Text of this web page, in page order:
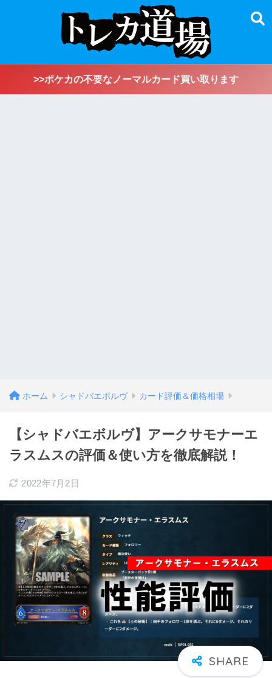
>>ポケカの不要なノーマルカード買い取ります
ホーム シャドバエボルヴ カード評価＆価格相場
【シャドバエボルヴ】アークサモナーエ
ラスムスの評価＆使い方を徹底解説！
2022年7月2日